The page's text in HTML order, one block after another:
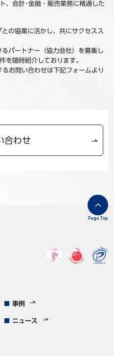
、会計･金融・販売業務に精通した
の協業に活かし、共にサクセスス
パートナー（協力会社）を募集し
を随時紹介しております。
お問い合わせは下記フォームより
合わせ
事例
ニュース
Page Top